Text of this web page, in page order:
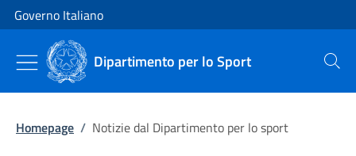
Vai al contenuto
Vai alla navigazione del sito
Governo Italiano
Dipartimento per lo Sport Cerca
Homepage / Notizie dal Dipartimento per lo sport